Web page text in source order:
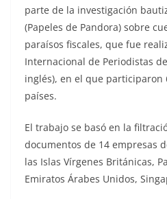
parte de la investigación
(Papeles de Pandora) sobre
paraísos fiscales, que fue
Internacional de Periodistas
inglés), en el que participaron
países.
El trabajo se basó en la
documentos de 14 empresas
las Islas Vírgenes Británicas,
Emiratos Árabes Unidos,